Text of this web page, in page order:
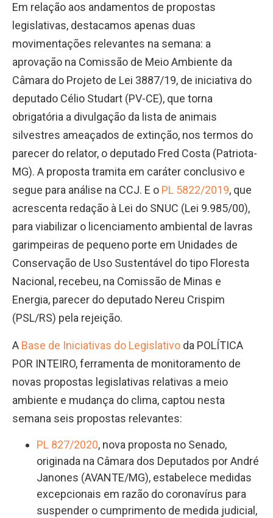
Em relação aos andamentos de propostas
legislativas, destacamos apenas duas
movimentações relevantes na semana: a
aprovação na Comissão de Meio Ambiente da
Câmara do Projeto de Lei 3887/19, de iniciativa do
deputado Célio Studart (PV-CE), que torna
obrigatória a divulgação da lista de animais
silvestres ameaçados de extinção, nos termos do
parecer do relator, o deputado Fred Costa (Patriota-
MG). A proposta tramita em caráter conclusivo e
segue para análise na CCJ. E o PL 5822/2019, que
acrescenta redação à Lei do SNUC (Lei 9.985/00),
para viabilizar o licenciamento ambiental de lavras
garimpeiras de pequeno porte em Unidades de
Conservação de Uso Sustentável do tipo Floresta
Nacional, recebeu, na Comissão de Minas e
Energia, parecer do deputado Nereu Crispim
(PSL/RS) pela rejeição.
A Base de Iniciativas do Legislativo da POLÍTICA
POR INTEIRO, ferramenta de monitoramento de
novas propostas legislativas relativas a meio
ambiente e mudança do clima, captou nesta
semana seis propostas relevantes:
PL 827/2020, nova proposta no Senado,
originada na Câmara dos Deputados por André
Janones (AVANTE/MG), estabelece medidas
excepcionais em razão do coronavírus para
suspender o cumprimento de medida judicial,